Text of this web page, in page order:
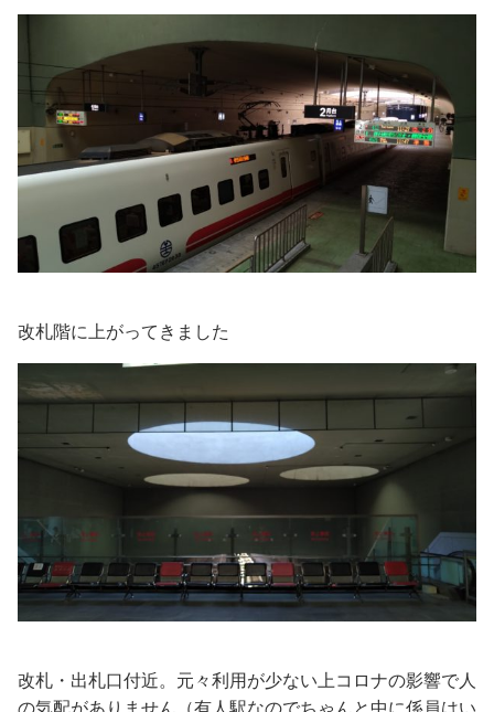
改札階に上がってきました
改札・出札口付近。元々利用が少ない上コロナの影響で人